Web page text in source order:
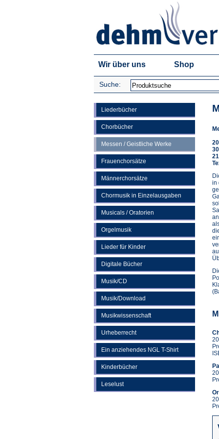
Wir über uns Shop
Suche:
Liederbücher
Chorbücher
Messen / Geistliche Werke
Frauenchorsätze
Männerchorsätze
Chormusik in Einzelausgaben
Musicals / Oratorien
Orgelmusik
Lieder für Kinder
Digitale Bücher
Musik/CD
Musik/Download
Musikwissenschaft
Urheberrecht
Ein anziehendes NGL T-Shirt
Kinderbücher
Leselust
in